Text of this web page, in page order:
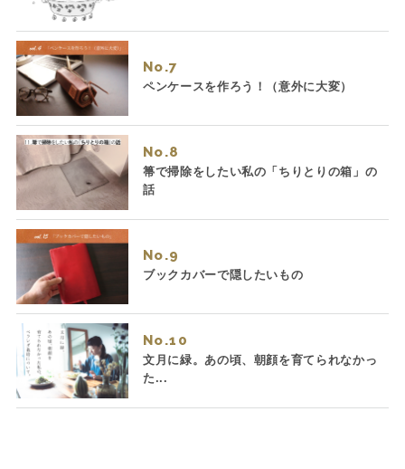
No.
ペンケースを作ろう！（意外に大変）
No.
箒で掃除をしたい私の「ちりとりの箱」の
話
No.
ブックカバーで隠したいもの
No.
文月に緑。あの頃、朝顔を育てられなかっ
た...